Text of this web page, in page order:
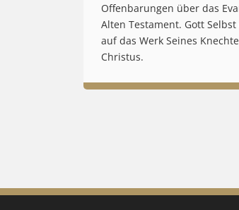
Offenbarungen über das
Alten Testament. Gott
auf das Werk Seines
Christus.